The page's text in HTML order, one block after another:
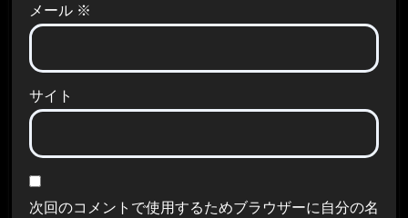
メール ※
サイト
次回のコメントで使用するためブラウザーに自分の名